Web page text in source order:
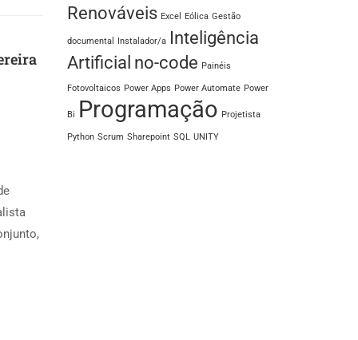
Renováveis Excel Eólica Gestão
documental Instalador/a Inteligência
Artificial no-code Painéis
Fotovoltaicos Power Apps Power Automate Power
Bi Programação Projetista
Python Scrum Sharepoint SQL UNITY